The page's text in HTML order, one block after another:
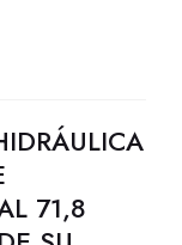
71,8